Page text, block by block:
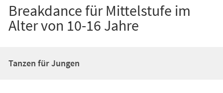
Breakdance für Mittelstufe im
Alter von 10-16 Jahre
Tanzen für Jungen